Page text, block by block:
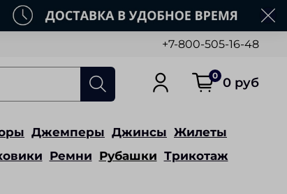
+7-800-505-16-48
0 0 руб
Джемперы Джинсы Жилеты
Ремни Рубашки Трикотаж